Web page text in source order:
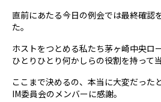
直前にあたる今日の例会では最終確認
た。
ホストをつとめる私たち茅ヶ崎中央ロ
ひとりひとり何かしらの役割を持って
ここまで決めるの、本当に大変だった
IM委員会のメンバーに感謝。